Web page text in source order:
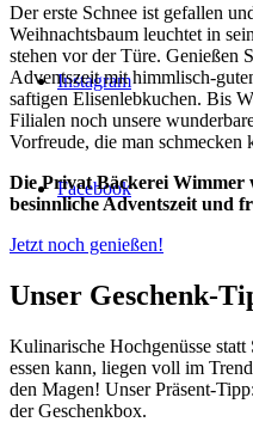
Instagram
Facebook
Der erste Schnee ist gefallen
Weihnachtsbaum leuchtet in
stehen vor der Türe. Genießen
Adventszeit mit himmlisch-
saftigen Elisenlebkuchen. Bis
Filialen noch unsere
Vorfreude, die man schmecken
Die Privat Bäckerei Wimmer
besinnliche Adventszeit und
Jetzt noch genießen!
Unser Geschenk-
Kulinarische Hochgenüsse statt
essen kann, liegen voll im
den Magen! Unser Präsent-
der Geschenkbox.